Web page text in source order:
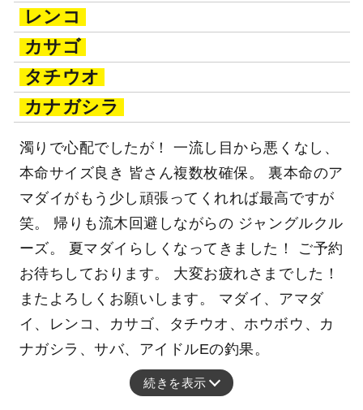
レンコ
カサゴ
タチウオ
カナガシラ
濁りで心配でしたが！ 一流し目から悪くなし、
本命サイズ良き 皆さん複数枚確保。 裏本命のア
マダイがもう少し頑張ってくれれば最高ですが
笑。 帰りも流木回避しながらの ジャングルクル
ーズ。 夏マダイらしくなってきました！ ご予約
お待ちしております。 大変お疲れさまでした！
またよろしくお願いします。 マダイ、アマダ
イ、レンコ、カサゴ、タチウオ、ホウボウ、カ
ナガシラ、サバ、アイドルEの釣果。
続きを表示